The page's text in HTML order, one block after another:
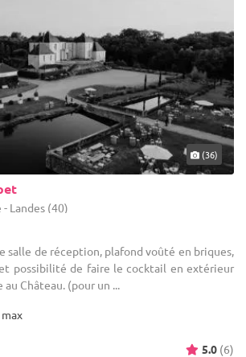
(36)
Landes (40)
salle de réception, plafond voûté en briques,
possibilité de faire le cocktail en extérieur
Château. (pour un ...
5.0 (6)